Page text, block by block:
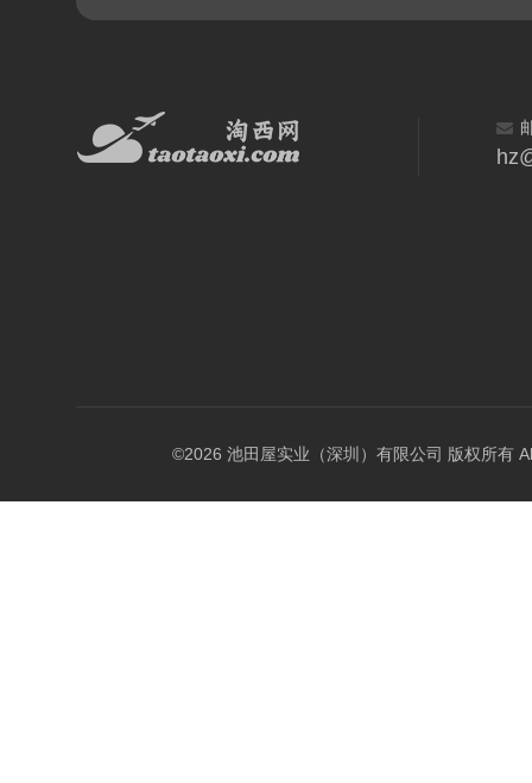
©2026 池田屋实业（深圳）有限公司 版权所有